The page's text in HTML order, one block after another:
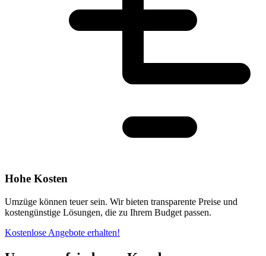
Hohe Kosten
Umzüge können teuer sein. Wir bieten transparente Preise und
kostengünstige Lösungen, die zu Ihrem Budget passen.
Kostenlose Angebote erhalten!